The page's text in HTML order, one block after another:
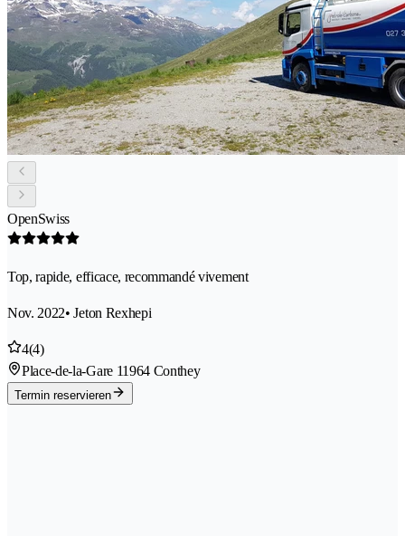
OpenSwiss
Top, rapide, efficace, recommandé vivement
Nov. 2022• Jeton Rexhepi
4(4)
Place-de-la-Gare 11964 Conthey
Termin reservieren